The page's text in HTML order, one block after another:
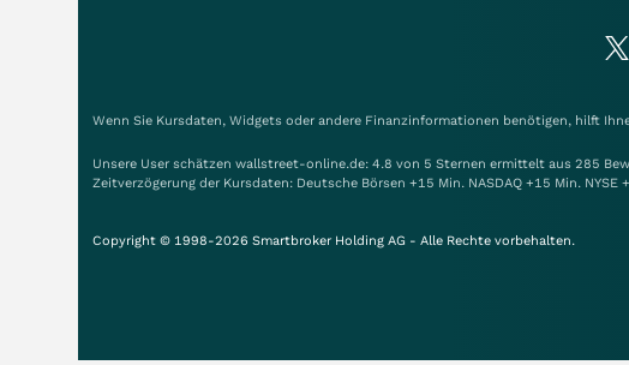
Wenn Sie Kursdaten, Widgets oder andere Finanzinformationen benötigen, hilft
Unsere User schätzen wallstreet-online.de: 4.8 von 5 Sternen ermittelt aus 285
Zeitverzögerung der Kursdaten: Deutsche Börsen +15 Min. NASDAQ +15 Min.
Copyright © 1998-2026 Smartbroker Holding AG - Alle Rechte vorbehalten.